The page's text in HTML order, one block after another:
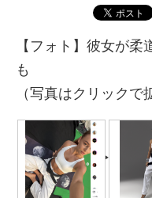
【フォト】彼女が
も
（写真はクリックで